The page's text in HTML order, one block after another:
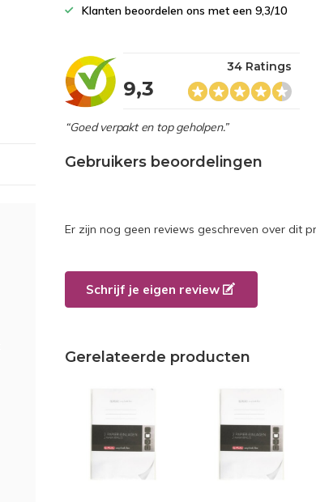
Klanten beoordelen ons met een 9,3/10
9,3
34 Ratings
“Goed verpakt en top geholpen.”
Gebruikers beoordelingen
Er zijn nog geen reviews geschreven over dit
Schrijf je eigen review
Gerelateerde producten